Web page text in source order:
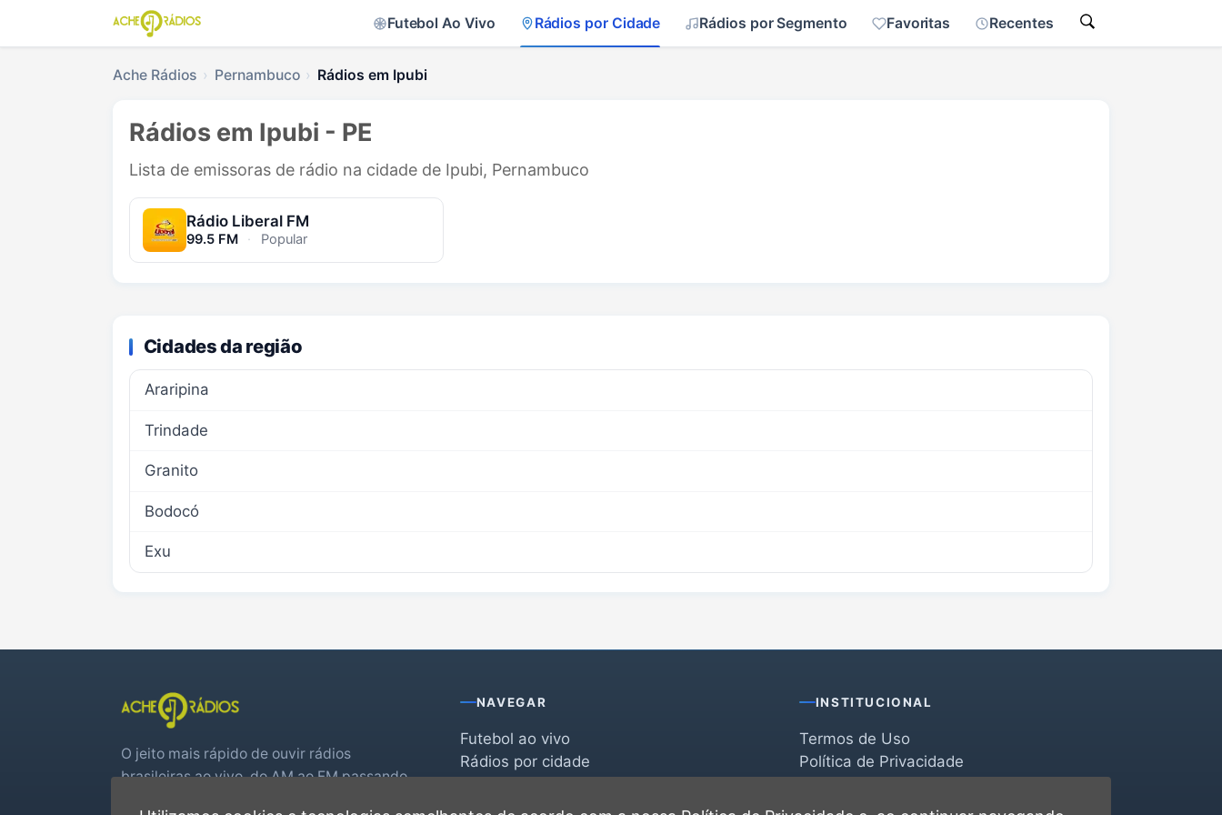
Futebol Ao Vivo Rádios por Cidade Rádios por Segmento Favoritas Recentes
Ache Rádios Pernambuco Rádios em Ipubi
Rádios em Ipubi - PE
Lista de emissoras de rádio na cidade de Ipubi, Pernambuco
Rádio Liberal FM
99.5 FM · Popular
Cidades da região
Araripina
Trindade
Granito
Bodocó
Exu
O jeito mais rápido de ouvir rádios
brasileiras ao vivo, do AM ao FM passando
NAVEGAR
Futebol ao vivo
Rádios por cidade
Favoritas
INSTITUCIONAL
Termos de Uso
Política de Privacidade
Contato